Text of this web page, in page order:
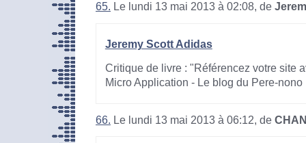
65. Le lundi 13 mai 2013 à 02:08, de
Jeremy Scott Adidas
Critique de livre : "Référencez votre site
Micro Application - Le blog du Pere-nono
66. Le lundi 13 mai 2013 à 06:12, de